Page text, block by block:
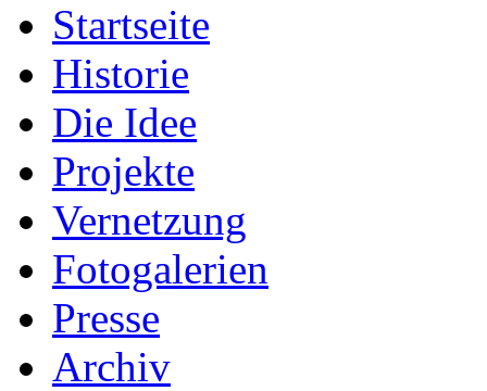
Startseite
Historie
Die Idee
Projekte
Vernetzung
Fotogalerien
Presse
Archiv